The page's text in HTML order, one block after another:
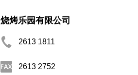
烧烤乐园有限公司
2613 1811
2613 2752